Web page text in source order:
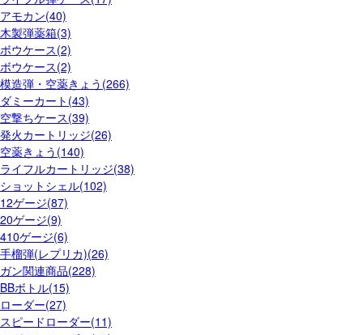
アモカン(40)
木製弾薬箱(3)
ボウケース(2)
ボウケース(2)
模造弾・空薬きょう(266)
ダミーカート(43)
空撃ちケース(39)
発火カートリッジ(26)
空薬きょう(140)
ライフルカートリッジ(38)
ショットシェル(102)
12ゲージ(87)
20ゲージ(9)
410ゲージ(6)
手榴弾(レプリカ)(26)
ガン関連商品(228)
BBボトル(15)
ローダー(27)
スピードローダー(11)